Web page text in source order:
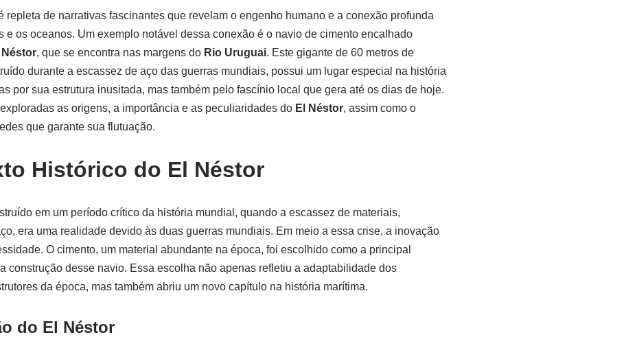
repleta de narrativas fascinantes que revelam o engenho humano e a conexão profunda
e os oceanos. Um exemplo notável dessa conexão é o navio de cimento encalhado
Néstor, que se encontra nas margens do Rio Uruguai. Este gigante de 60 metros de
durante a escassez de aço das guerras mundiais, possui um lugar especial na história
por sua estrutura inusitada, mas também pelo fascínio local que gera até os dias de hoje.
as origens, a importância e as peculiaridades do El Néstor, assim como o
que garante sua flutuação.
Histórico do El Néstor
em um período crítico da história mundial, quando a escassez de materiais,
era uma realidade devido às duas guerras mundiais. Em meio a essa crise, a inovação
O cimento, um material abundante na época, foi escolhido como a principal
construção desse navio. Essa escolha não apenas refletiu a adaptabilidade dos
da época, mas também abriu um novo capítulo na história marítima.
do El Néstor